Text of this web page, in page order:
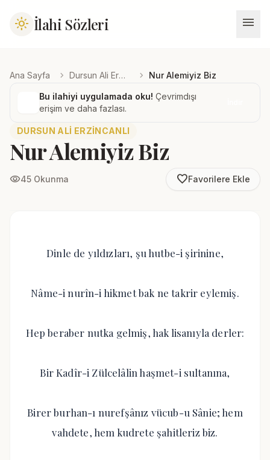
light_mode İlahi Sözleri menu
Ana Sayfa chevron_right Dursun Ali Erzincanlı chevron_right Nur Alemiyiz Biz
Bu ilahiyi uygulamada oku! Çevrimdışı
erişim ve daha fazlası.
DURSUN ALI ERZINCANLI
Nur Alemiyiz Biz
visibility45 Okunma favorite_borderFavorilere Ekle
Dinle de yıldızları, şu hutbe-i şirinine,
Nâme-i nurîn-i hikmet bak ne takrir eylemiş.
Hep beraber nutka gelmiş, hak lisanıyla derler:
Bir Kadîr-i Zülcelâlin haşmet-i sultanına,
Birer burhan-ı nurefşânız vücub-u Sânie; hem
vahdete, hem kudrete şahitleriz biz.